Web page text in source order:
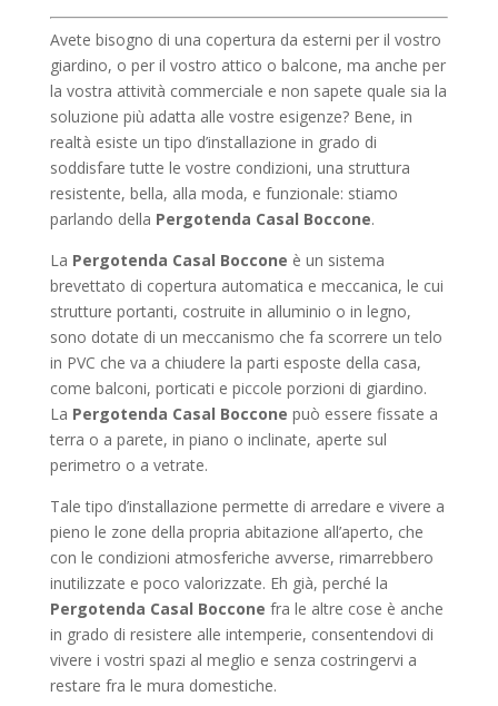
Avete bisogno di una copertura da esterni per il vostro
giardino, o per il vostro attico o balcone, ma anche per
la vostra attività commerciale e non sapete quale sia la
soluzione più adatta alle vostre esigenze? Bene, in
realtà esiste un tipo d’installazione in grado di
soddisfare tutte le vostre condizioni, una struttura
resistente, bella, alla moda, e funzionale: stiamo
parlando della Pergotenda Casal Boccone.
La Pergotenda Casal Boccone è un sistema
brevettato di copertura automatica e meccanica, le cui
strutture portanti, costruite in alluminio o in legno,
sono dotate di un meccanismo che fa scorrere un telo
in PVC che va a chiudere la parti esposte della casa,
come balconi, porticati e piccole porzioni di giardino.
La Pergotenda Casal Boccone può essere fissate a
terra o a parete, in piano o inclinate, aperte sul
perimetro o a vetrate.
Tale tipo d’installazione permette di arredare e vivere a
pieno le zone della propria abitazione all’aperto, che
con le condizioni atmosferiche avverse, rimarrebbero
inutilizzate e poco valorizzate. Eh già, perché la
Pergotenda Casal Boccone fra le altre cose è anche
in grado di resistere alle intemperie, consentendovi di
vivere i vostri spazi al meglio e senza costringervi a
restare fra le mura domestiche.